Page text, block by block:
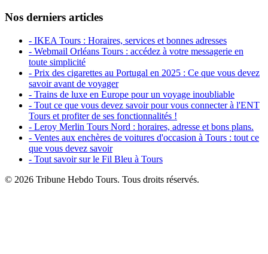
Nos derniers articles
- IKEA Tours : Horaires, services et bonnes adresses
- Webmail Orléans Tours : accédez à votre messagerie en
toute simplicité
- Prix des cigarettes au Portugal en 2025 : Ce que vous devez
savoir avant de voyager
- Trains de luxe en Europe pour un voyage inoubliable
- Tout ce que vous devez savoir pour vous connecter à l'ENT
Tours et profiter de ses fonctionnalités !
- Leroy Merlin Tours Nord : horaires, adresse et bons plans.
- Ventes aux enchères de voitures d'occasion à Tours : tout ce
que vous devez savoir
- Tout savoir sur le Fil Bleu à Tours
© 2026 Tribune Hebdo Tours. Tous droits réservés.